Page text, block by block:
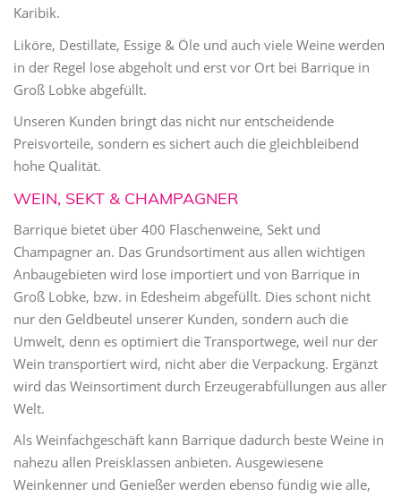
Karibik.
Liköre, Destillate, Essige & Öle und auch viele Weine werden
in der Regel lose abgeholt und erst vor Ort bei Barrique in
Groß Lobke abgefüllt.
Unseren Kunden bringt das nicht nur entscheidende
Preisvorteile, sondern es sichert auch die gleichbleibend
hohe Qualität.
WEIN, SEKT & CHAMPAGNER
Barrique bietet über 400 Flaschenweine, Sekt und
Champagner an. Das Grundsortiment aus allen wichtigen
Anbaugebieten wird lose importiert und von Barrique in
Groß Lobke, bzw. in Edesheim abgefüllt. Dies schont nicht
nur den Geldbeutel unserer Kunden, sondern auch die
Umwelt, denn es optimiert die Transportwege, weil nur der
Wein transportiert wird, nicht aber die Verpackung. Ergänzt
wird das Weinsortiment durch Erzeugerabfüllungen aus aller
Welt.
Als Weinfachgeschäft kann Barrique dadurch beste Weine in
nahezu allen Preisklassen anbieten. Ausgewiesene
Weinkenner und Genießer werden ebenso fündig wie alle,